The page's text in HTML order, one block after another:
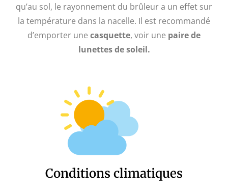
qu’au sol, le rayonnement du brûleur a un effet sur
la température dans la nacelle. Il est recommandé
d’emporter une casquette, voir une paire de
lunettes de soleil.
Conditions climatiques